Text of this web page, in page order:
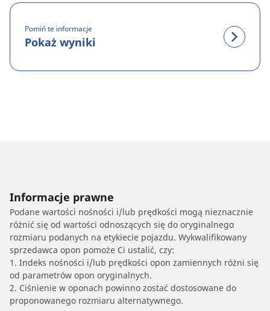
Pomiń te informacje
Pokaż wyniki
Informacje prawne
Podane wartości nośności i/lub prędkości mogą nieznacznie
różnić się od wartości odnoszących się do oryginalnego
rozmiaru podanych na etykiecie pojazdu. Wykwalifikowany
sprzedawca opon pomoże Ci ustalić, czy:
1. Indeks nośności i/lub prędkości opon zamiennych różni się
od parametrów opon oryginalnych.
2. Ciśnienie w oponach powinno zostać dostosowane do
proponowanego rozmiaru alternatywnego.